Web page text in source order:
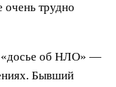
очень трудно
«досье об НЛО» —
Бывший